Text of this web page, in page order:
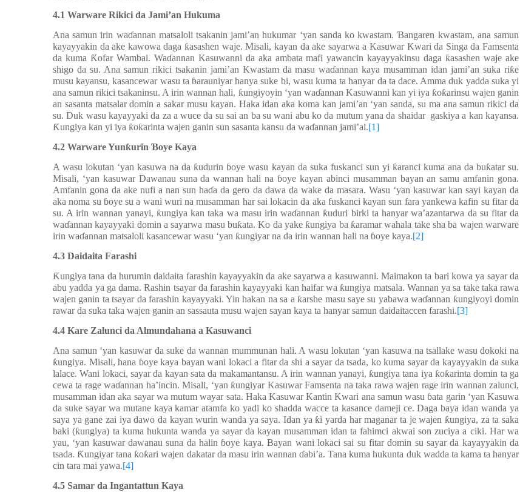
4.1 Warware Rikici da Jami’an Hukuma
Ana samun irin waɗannan matsaloli tsakanin jami’an hukumar ‘yan sanda ko kwastam.Ɓangaren kwastam, ana samun
kayayyakin da ake kawowa daga ƙasashen waje. Misali, kayan da ake sayarwa a Kasuwar Kwari da Singa da Famsenta
da kuma Ƙofar Wambai. Waɗannan Kasuwanni da aka ambata mafi yawancin kayayyakinsu daga ƙasashen waje ake
shigo da su. Ana samun rikici tsakanin jami’an Kwastam da masu waɗannan kaya musamman idan jami’an suka riƙe
musu kayansu, kasancewar wasu ta ɓarauniyar hanya suke bi, wasu kuma ta hanyar da ta dace. Amma duk yadda suka yi
ana samun rikici tsakaninsu. A irin wannan hali, ƙungiyoyin ‘yan waɗannan Kasuwanni kan yi iya ƙoƙarinsu wajen ganin
an sasanta matsalar domin a sakar musu kayan. Haka idan aka koma kan jami’an ‘yan sanda, su ma ana samun rikici da
su. Duk wasu kayayyaki da za a wuce da su sai an ba su wani abu ko da mutum yana da shaidar gaskiya a kan kayansa.
Ƙungiya kan yi iya ƙoƙarinta wajen ganin sun sasanta kansu da waɗannan jami’ai.[1]
4.2 Warware Yunƙurin Ɓoye Kaya
A wasu lokutan ‘yan kasuwa na da ƙudurin ɓoye wasu kayan da suka fuskanci sun yi ƙaranci kuma ana da buƙatar su.
Misali, ‘yan kasuwar Dawanau suna da wannan hali na ɓoye kayan abinci musamman bayan an samu amfanin gona.
Amfanin gona da ake nufi a nan sun haɗa da gero da dawa da wake da masara. Wasu ‘yan kasuwar kan sayi kayan da
aka noma su ɓoye su a wani wuri na musamman har sai lokacin da aka fuskanci kayan sun fara yankewa kafin su fitar da
su. A irin wannan yanayi, ƙungiya kan taka wa masu irin waɗannan ƙuduri birki ta hanyar wa’azantarwa da su fitar da
waɗannan kayayyaki domin a sayarwa masu buƙata. Ko da yake ƙungiya ba ƙaramar wahala take sha ba wajen warware
irin waɗannan matsaloli kasancewar wasu ‘yan ƙungiyar na da irin wannan hali na ɓoye kaya.[2]
4.3 Daidaita Farashi
Ƙungiya tana da hurumin daidaita farashin kayayyakin da ake sayarwa a kasuwanni. Maimakon ta bari kowa ya sayar da
abu yadda ya ga dama. Rashin tsayar da farashin kayayyaki kan haifar wa ƙungiya matsala. Wannan ya sa take taka rawa
wajen ganin ta tsayar da farashin kayayyaki. Yin hakan na sa a ƙarshe masu saye su yabawa waɗannan ƙungiyoyi domin
rawar da suka taka wajen ganin an sassauta musu wajen sayan kaya ta hanyar samun daidaitaccen farashi.[3]
4.4 Kare Zalunci da Almundahana a Kasuwanci
Ana samun ‘yan kasuwar da suke da wannan mummunan hali. A wasu lokutan ‘yan kasuwa na tsallake wasu dokoki na
ƙungiya. Misali, hana ɓoye kaya bayan wani lokaci a fitar da shi a sayar da tsada, ko kuma sayar da kayayyakin da suka
lalace. Wani lokaci, sayar da kayan sata da makamantansu. A irin wannan yanayi, ƙungiya tana iya ƙoƙarinta domin ta ga
cewa ta rage waɗannan ha’incin. Misali, ‘yan ƙungiyar Kasuwar Famsenta na taka rawa wajen rage irin wannan zalunci,
musamman idan aka sayar wa mutum wayar sata. Haka Kasuwar Kantin Kwari ana samun wasu ɓata garin ‘yan Kasuwa
da suke sayar wa mutane kaya kamar atamfa ko yadi ko shadda wacce ta kasance dameji ce. Daga baya idan wanda ya
saya ya gane zai iya dawo da kayan wurin wanda ya saya. Idan ya ƙi yarda har maganar ta je wajen ƙungiya, za ta saka
baki (ƙungiya) ta kuma hukunta wanda ya sayar da kayan musamman idan ta fahimci akwai son zuciya a ciki. Har wa
yau, ‘yan kasuwar dawanau suna da halin ɓoye kaya. Bayan wani lokaci sai su fitar domin su sayar da kayayyakin da
tsada. Ƙungiyar tana ƙoƙari wajen dakatar da masu irin wannanɗabi’a. Tana kuma hukunta duk wadda ta kama ta hanyar
cin tara mai yawa.[4]
4.5 Samar da Ingantattun Kaya